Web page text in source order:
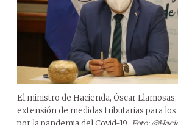
El ministro de Hacienda, Óscar
extensión de medidas tributarias para